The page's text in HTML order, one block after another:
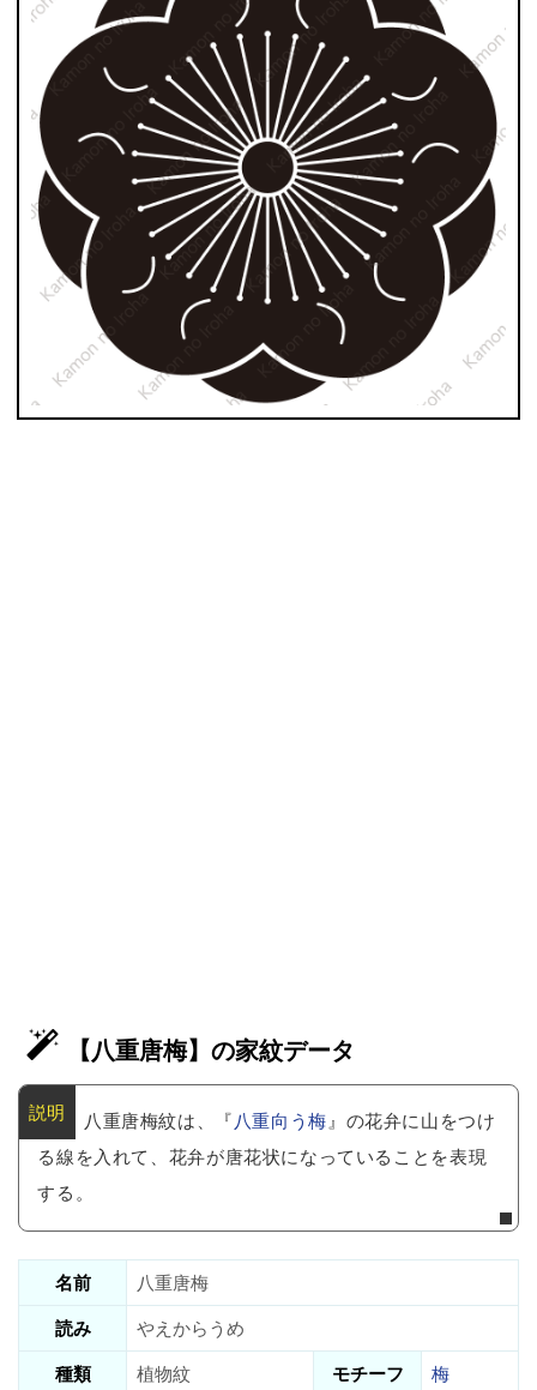
【八重唐梅】の家紋データ
八重唐梅紋は、『八重向う梅』の花弁に山をつけ
る線を入れて、花弁が唐花状になっていることを表現
する。
名前
八重唐梅
読み
やえからうめ
種類
植物紋 モチーフ
梅